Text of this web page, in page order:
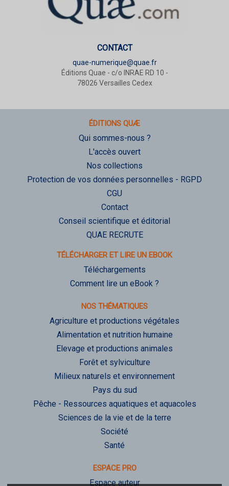
CONTACT
quae-numerique@quae.fr
Éditions Quae - c/o INRAE RD 10 -
78026 Versailles Cedex
ÉDITIONS QUÆ
Qui sommes-nous ?
L'accès ouvert
Nos collections
Protection de vos données personnelles - RGPD
CGU
Contact
Conseil scientifique et éditorial
QUAE RECRUTE
TÉLÉCHARGER ET LIRE UN EBOOK
Téléchargements
Comment lire un eBook ?
NOS THÉMATIQUES
Agriculture et productions végétales
Alimentation et nutrition humaine
Elevage et productions animales
Forêt et sylviculture
Milieux naturels et environnement
Pays du sud
Pêche - Ressources aquatiques et aquacoles
Sciences de la vie et de la terre
Société
Santé
ESPACE PRO
Espace auteur